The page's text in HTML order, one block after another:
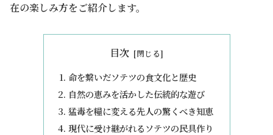
在の楽しみ方をご紹介します。
目次
命を繋いだソテツの食文化と歴史
自然の恵みを活かした伝統的な遊び
猛毒を糧に変える先人の驚くべき知恵
現代に受け継がれるソテツの民具作り